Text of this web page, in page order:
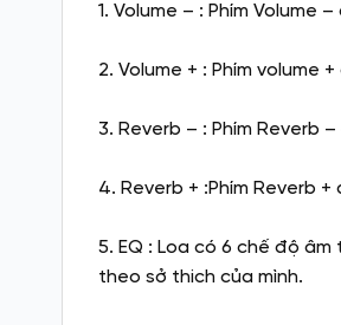
1. Volume – : Phím Volume
2. Volume + : Phím volume
3. Reverb – : Phím Reverb
4. Reverb + :Phím Reverb
5. EQ : Loa có 6 chế độ
theo sở thich của mình.